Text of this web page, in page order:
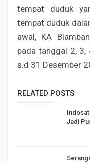
tempat duduk
tempat duduk
awal, KA
pada tanggal 2, 3,
s.d 31 Desember
RELATED POSTS
Jadi